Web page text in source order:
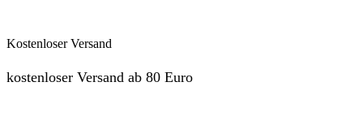
Kostenloser Versand
kostenloser Versand ab 80 Euro